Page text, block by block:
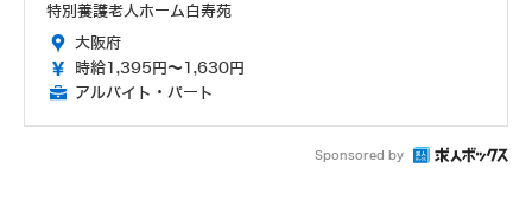
特別養護老人ホーム白寿苑
大阪府
時給1,395円～1,630円
アルバイト・パート
Sponsored by